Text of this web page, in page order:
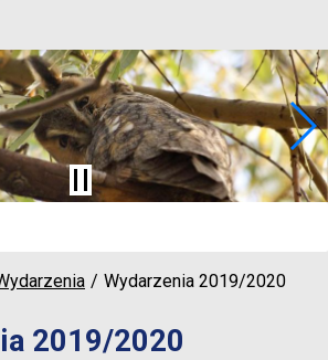
Wydarzenia 2019/2020
2019/2020